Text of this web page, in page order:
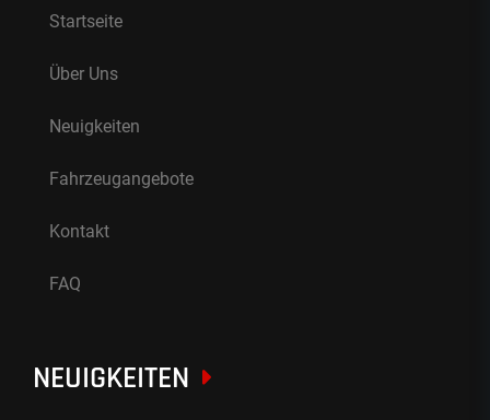
Startseite
Über Uns
Neuigkeiten
Fahrzeugangebote
Kontakt
FAQ
NEUIGKEITEN